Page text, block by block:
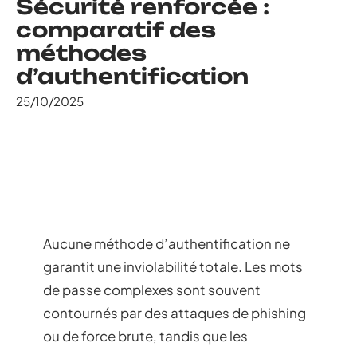
Sécurité renforcée :
comparatif des
méthodes
d’authentification
25/10/2025
Aucune méthode d’authentification ne
garantit une inviolabilité totale. Les mots
de passe complexes sont souvent
contournés par des attaques de phishing
ou de force brute, tandis que les